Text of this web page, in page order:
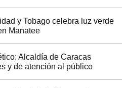
y Tobago celebra luz verde
Manatee
Alcaldía de Caracas
y de atención al público